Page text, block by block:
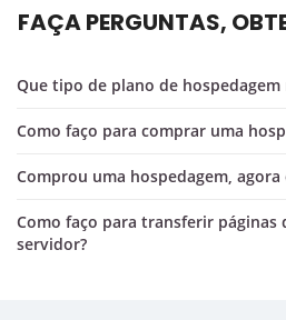
FAÇA PERGUNTAS,
Que tipo de plano de
Como faço para comprar uma
comprou uma hospedagem,
Como faço para transferir páginas da web para o
servidor?